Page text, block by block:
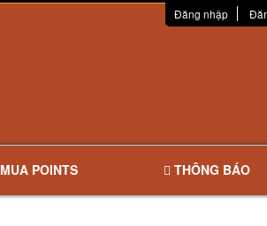
Đăng nhập
MUA POINTS THÔNG BÁO